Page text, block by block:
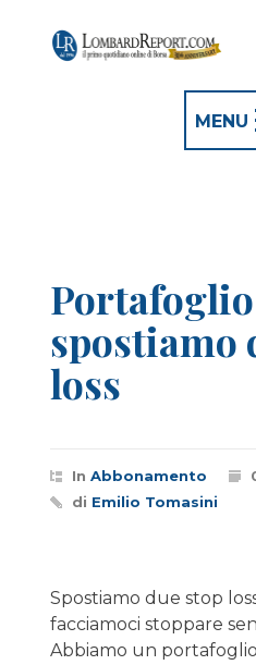
MENU
spostiamo
loss
In Abbonamento
di Emilio Tomasini
Spostiamo due stop
facciamoci stoppare
Abbiamo un